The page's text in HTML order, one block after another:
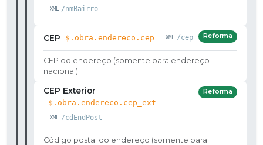
/nmBairro
CEP $.obra.endereco.cep /cep Reforma
CEP do endereço (somente para endereço
nacional)
CEP Exterior
$.obra.endereco.cep_ext
/cdEndPost
Reforma
Código postal do endereço (somente para